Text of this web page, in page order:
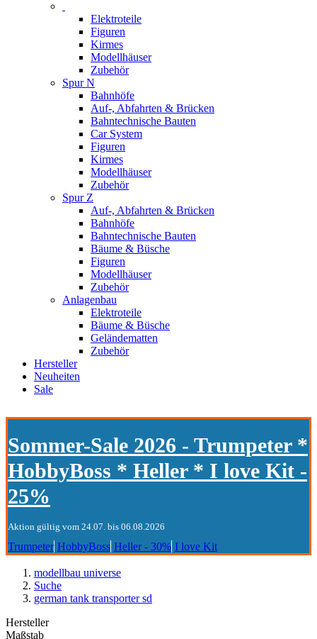
Elektroteile
Figuren
Kirmes
Modellhäuser
Zubehör
Spur N
Bahnhöfe
Auf-, Abfahrten & Brücken
Bahntechnische Bauten
Car System
Figuren
Kirmes
Modellhäuser
Zubehör
Spur Z
Auf-, Abfahrten & Brücken
Bahnhöfe
Bahntechnische Bauten
Bäume & Büsche
Figuren
Modellhäuser
Zubehör
Anlagenbau
Elektroteile
Bäume & Büsche
Geländematten
Zubehör
Hersteller
Neuheiten
Sale
Sommer-Sale 2026 - Trumpeter *
HobbyBoss * Heller * I love Kit -
25%
Aktion gültig vom 24.07. bis 06.08.2026
Trumpeter HobbyBoss Heller - 30% I love Kit
modellbau universe
Suche
german tank transporter sd
Hersteller
Maßstab